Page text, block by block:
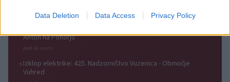
Data Deletion Data Access Privacy Policy
Obvestila
Anton na Pohorju
pred 16 urami
⚡Izklop elektrike: 425. Nadzorništvo Vuzenica - Območje
Vuhred